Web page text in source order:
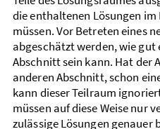
die enthaltenen Lösungen im
müssen. Vor Betreten eines
abgeschätzt werden, wie gut
Abschnitt sein kann. Hat der
anderen Abschnitt, schon
kann dieser Teil­raum
müssen auf diese Weise nur
zulässige Lösungen genauer